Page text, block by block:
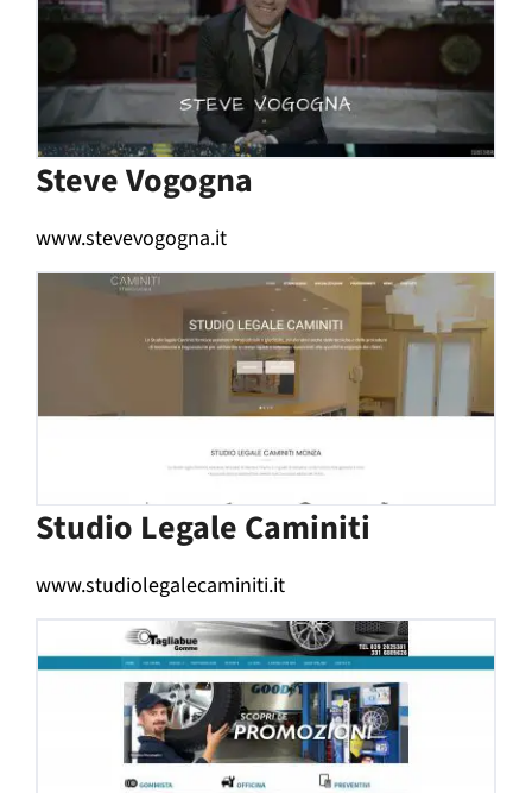
Steve Vogogna
www.stevevogogna.it
Studio Legale Caminiti
www.studiolegalecaminiti.it